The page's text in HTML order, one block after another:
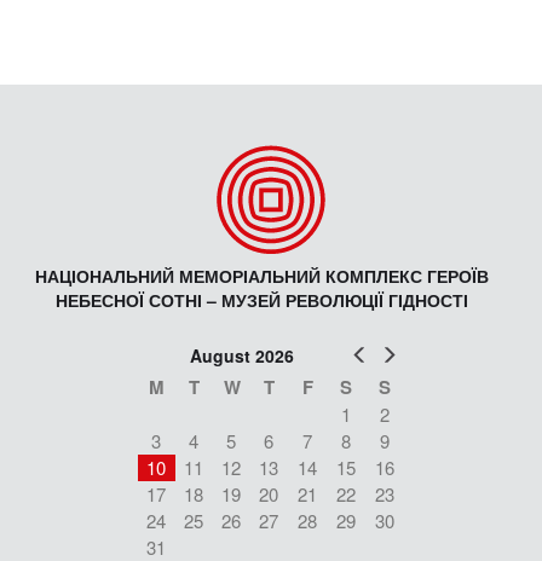
НАЦІОНАЛЬНИЙ МЕМОРІАЛЬНИЙ КОМПЛЕКС ГЕРОЇВ
НЕБЕСНОЇ СОТНІ – МУЗЕЙ РЕВОЛЮЦІЇ ГІДНОСТІ
Prev
August 2026
M T W T F S S
1
2
3
4 5 6 7 8
9
10
11 12 13 14 15
16
17
18 19 20 21 22
23
24
25 26 27 28 29
30
31